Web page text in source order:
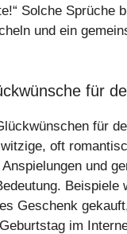
Solche Sprüche
und ein
für
für
oft
und
Beispiele
Geschenk
im